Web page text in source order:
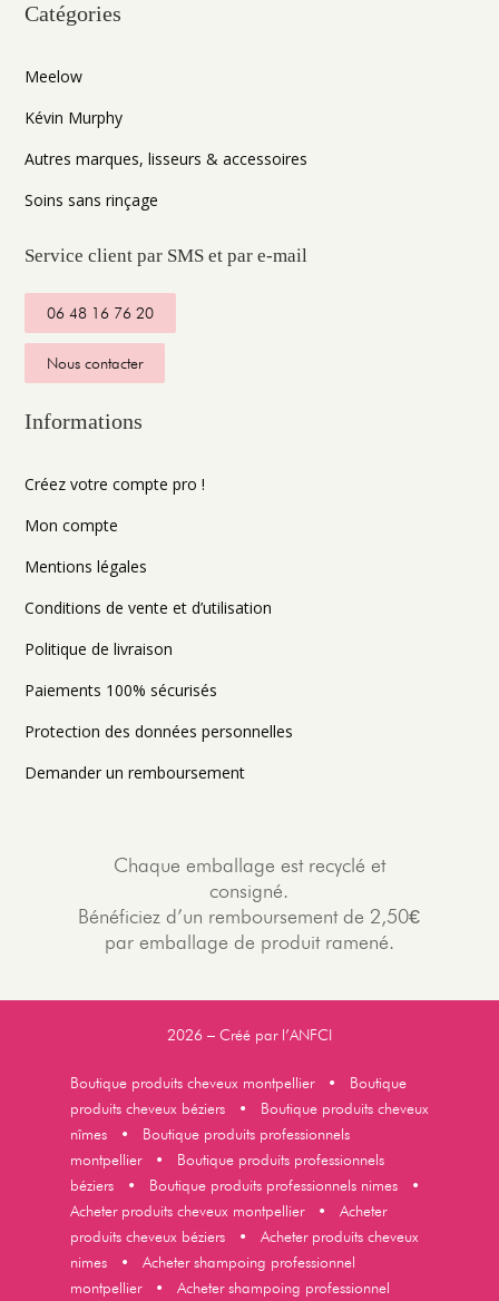
Catégories
Meelow
Kévin Murphy
Autres marques, lisseurs & accessoires
Soins sans rinçage
Service client par SMS et par e-mail
06 48 16 76 20
Nous contacter
Informations
Créez votre compte pro !
Mon compte
Mentions légales
Conditions de vente et d’utilisation
Politique de livraison
Paiements 100% sécurisés
Protection des données personnelles
Demander un remboursement
Chaque emballage est recyclé et
consigné.
Bénéficiez d’un remboursement de 2,50€
par emballage de produit ramené.
2026 – Créé par l’ANFCI
Boutique produits cheveux montpellier • Boutique
produits cheveux béziers• Boutique produits cheveux
nîmes• Boutique produits professionnels
montpellier• Boutique produits professionnels
béziers• Boutique produits professionnels nimes
•
Acheter produits cheveux montpellier
•
Acheter
produits cheveux béziers•
Acheter produits cheveux
nimes• Acheter shampoing professionnel
montpellier
• Acheter shampoing professionnel